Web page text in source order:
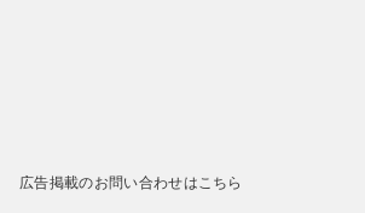
広告掲載のお問い合わせはこちら